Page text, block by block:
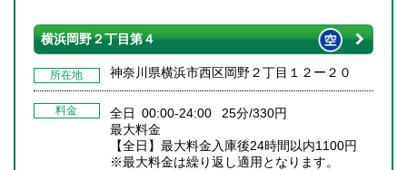
横浜岡野２丁目第４
所在地 神奈川県横浜市西区岡野２丁目１２ー２０
料金
全日 00:00-24:00 25分/330円
最大料金
【全日】最大料金入庫後24時間以内1100円
※最大料金は繰り返し適用となります。